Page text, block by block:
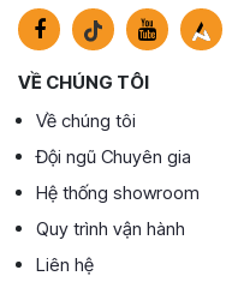
VỀ CHÚNG TÔI
Về chúng tôi
Đội ngũ Chuyên gia
Hệ thống showroom
Quy trình vận hành
Liên hệ